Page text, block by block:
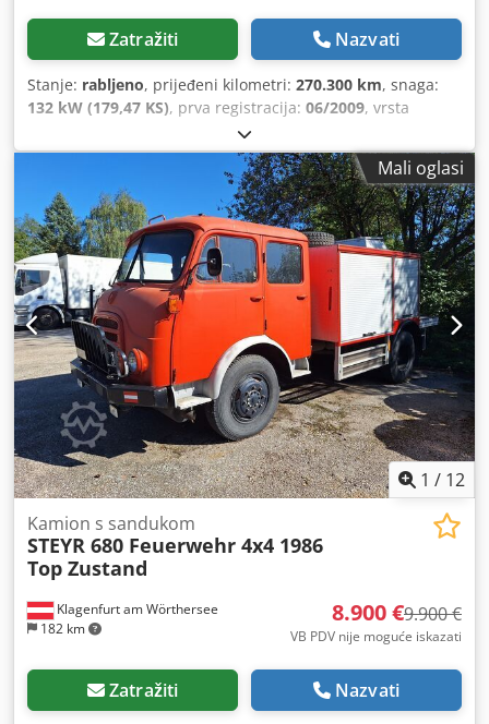
Zatražiti Nazvati
Stanje: rabljeno, prijeđeni kilometri: 270.300 km, snaga:
132 kW (179,47 KS), prva registracija: 06/2009, vrsta
, konfiguracija osovina:
vrsta prijenosa:automatski, emisijska klasa:Euro 5,
Mali oglasi
1 / 12
Klagenfurt am Wörthersee
182 km
Kamion s sandukom
STEYR 680 Feuerwehr 4x4 1986
Top Zustand
8.900 €9.900 €
VB PDV nije moguće iskazati
Zatražiti Nazvati